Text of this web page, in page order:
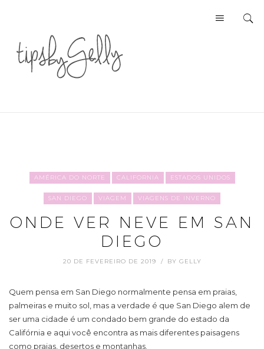
AMÉRICA DO NORTE CALIFORNIA ESTADOS UNIDOS
SAN DIEGO VIAGEM VIAGENS DE INVERNO
ONDE VER NEVE EM SAN
DIEGO
20 DE FEVEREIRO DE 2019 BY GELLY
Quem pensa em San Diego normalmente pensa em praias,
palmeiras e muito sol, mas a verdade é que San Diego alem de
ser uma cidade é um condado bem grande do estado da
Califórnia e aqui você encontra as mais diferentes paisagens
como praias, desertos e montanhas.